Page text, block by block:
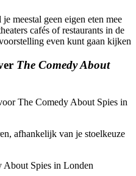
meestal geen eigen eten mee
cafés of restaurants in de
even kunt gaan kijken
The Comedy About
The Comedy About Spies in
afhankelijk van je stoelkeuze
Spies in Londen